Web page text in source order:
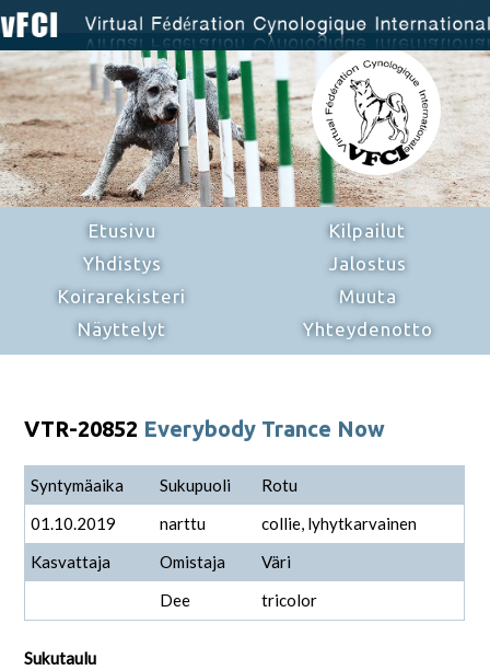
Etusivu
Yhdistys
Koirarekisteri
Näyttelyt
Kilpailut
Jalostus
Muuta
Yhteydenotto
VTR-20852 Everybody Trance Now
Syntymäaika Sukupuoli
Rotu
01.10.2019
narttu
collie, lyhytkarvainen
Kasvattaja
Omistaja
Väri
Dee
tricolor
Sukutaulu